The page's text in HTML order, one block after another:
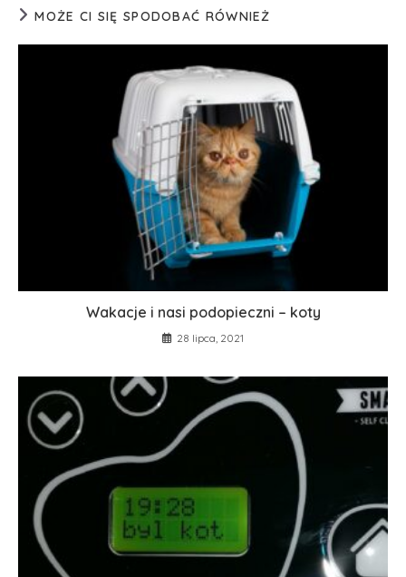
MOŻE CI SIĘ SPODOBAĆ RÓWNIEŻ
Wakacje i nasi podopieczni – koty
28 lipca, 2021